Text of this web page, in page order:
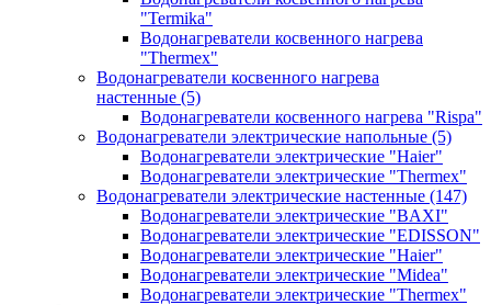
"Termika"
Водонагреватели косвенного нагрева
"Thermex"
Водонагреватели косвенного нагрева
настенные (5)
Водонагреватели косвенного нагрева "Rispa"
Водонагреватели электрические напольные (5)
Водонагреватели электрические "Haier"
Водонагреватели электрические "Thermex"
Водонагреватели электрические настенные (147)
Водонагреватели электрические "BAXI"
Водонагреватели электрические "EDISSON"
Водонагреватели электрические "Haier"
Водонагреватели электрические "Midea"
Водонагреватели электрические "Thermex"